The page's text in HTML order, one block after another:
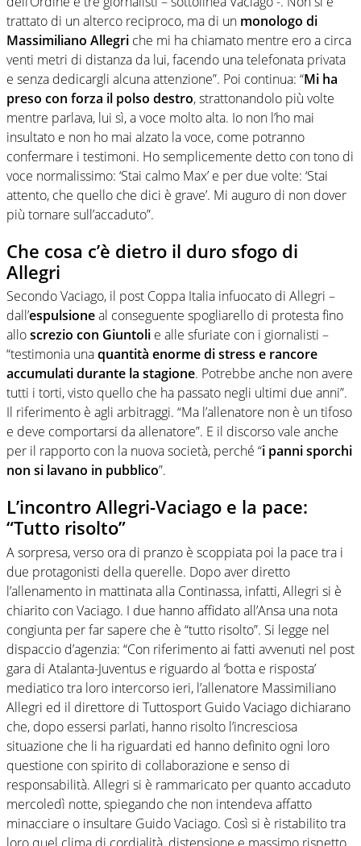
trattato di un alterco reciproco, ma di un monologo di
Massimiliano Allegri che mi ha chiamato mentre ero a circa
venti metri di distanza da lui, facendo una telefonata privata
e senza dedicargli alcuna attenzione”. Poi continua: “Mi ha
preso con forza il polso destro, strattonandolo più volte
mentre parlava, lui sì, a voce molto alta. Io non l’ho mai
insultato e non ho mai alzato la voce, come potranno
confermare i testimoni. Ho semplicemente detto con tono di
voce normalissimo: ‘Stai calmo Max’ e per due volte: ‘Stai
attento, che quello che dici è grave’. Mi auguro di non dover
più tornare sull’accaduto”.
Che cosa c’è dietro il duro sfogo di
Allegri
Secondo Vaciago, il post Coppa Italia infuocato di Allegri –
dall’espulsioneal conseguente spogliarello di protesta fino
alloscrezio con Giuntoli e alle sfuriate con i giornalisti –
“testimonia unaquantità enorme di stress e rancore
accumulati durante la stagione. Potrebbe anche non avere
tutti i torti, visto quello che ha passato negli ultimi due anni”.
Il riferimento è agli arbitraggi. “Ma l’allenatore non è un tifoso
e deve comportarsi da allenatore”. E il discorso vale anche
per il rapporto con la nuova società, perché “i panni sporchi
non si lavano in pubblico”.
L’incontro Allegri-Vaciago e la pace:
“Tutto risolto”
A sorpresa, verso ora di pranzo è scoppiata poi la pace tra i
due protagonisti della querelle. Dopo aver diretto
l’allenamento in mattinata alla Continassa, infatti, Allegri si è
chiarito con Vaciago. I due hanno affidato all’Ansa una nota
congiunta per far sapere che è “tutto risolto”. Si legge nel
dispaccio d’agenzia: “Con riferimento ai fatti avvenuti nel post
gara di Atalanta-Juventus e riguardo al ‘botta e risposta’
mediatico tra loro intercorso ieri, l’allenatore Massimiliano
Allegri ed il direttore di Tuttosport Guido Vaciago dichiarano
che, dopo essersi parlati, hanno risolto l’incresciosa
situazione che li ha riguardati ed hanno definito ogni loro
questione con spirito di collaborazione e senso di
responsabilità. Allegri si è rammaricato per quanto accaduto
mercoledì notte, spiegando che non intendeva affatto
minacciare o insultare Guido Vaciago. Così si è ristabilito tra